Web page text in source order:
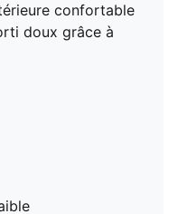
confortable
doux grâce à